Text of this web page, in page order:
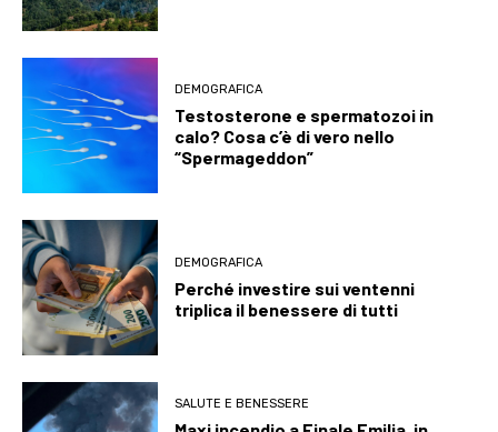
DEMOGRAFICA
Testosterone e spermatozoi in
calo? Cosa c’è di vero nello
“Spermageddon”
DEMOGRAFICA
Perché investire sui ventenni
triplica il benessere di tutti
SALUTE E BENESSERE